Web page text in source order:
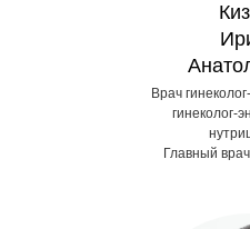
Врач
гинеколог-
Главный